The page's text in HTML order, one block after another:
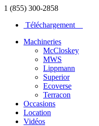
1 (855) 300-2858
Téléchargement
Machineries
McCloskey
MWS
Lippmann
Superior
Ecoverse
Terracon
Occasions
Location
Vidéos